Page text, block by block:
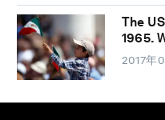
The
1965.
2017年